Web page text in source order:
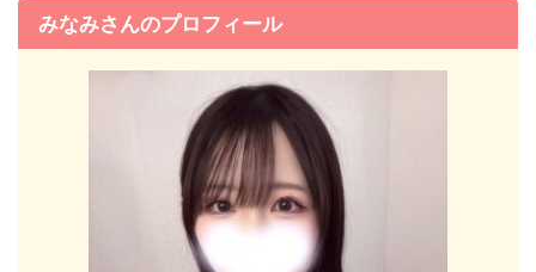
みなみさんのプロフィール